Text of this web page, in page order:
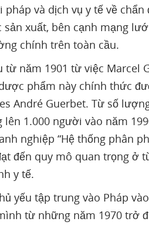
pháp và dịch vụ y tế về
xuất, bên cạnh mạng
chính trên toàn cầu.
từ năm 1901 từ việc
phẩm này chính thức
André Guerbet. Từ số
lên 1.000 người vào năm
nghiệp “Hệ thống phân
đến quy mô quan trọng ở
y tế.
yếu tập trung vào Pháp
từ những năm 1970 trở